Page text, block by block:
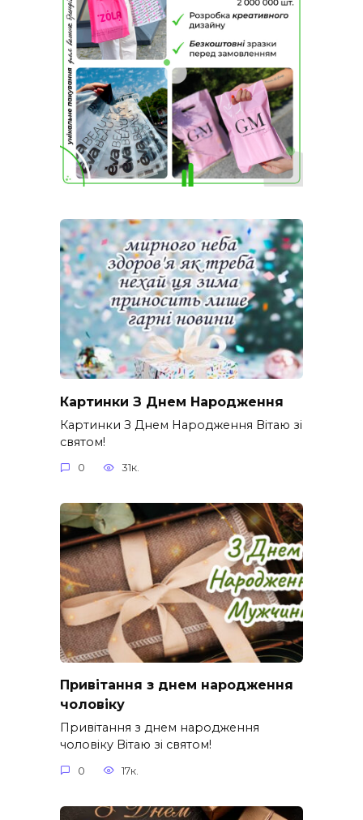
Картинки З Днем Народження
Картинки З Днем Народження Вітаю зі
святом!
0 31к.
Привітання з днем народження
чоловіку
Привітання з днем народження
чоловіку Вітаю зі святом!
0 17к.